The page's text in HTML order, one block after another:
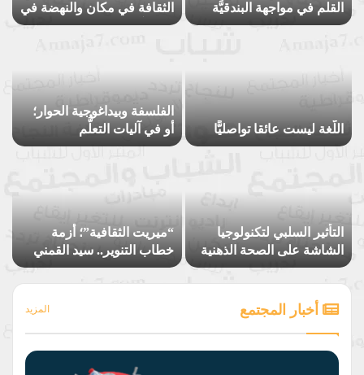
القلم في مواجهة البندقيَّة
الثقافة في مكان والنهضة في
مكانٍ آخر
اللُّغة ليست عائقا تواصليًّا
الفلسفة وبيداغوجية الحوار؛
أو في آليات التعلُّم
التأثير السلبي لتكنولوجيا
الشاشة على الصحة الذهنية
للطفل وتحصيله الدراسي
“ميريت الثقافية”؛ أزمة
خطاب التنوير.. سيد القمني
نموذجًا
أخبار المجتمع المزيد